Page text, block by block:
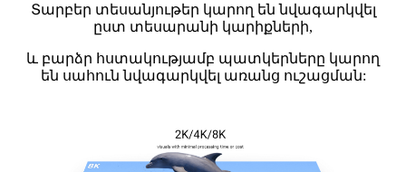
Տարբեր տեսանյութեր կարող են նվագարկվել
ըստ տեսարանի կարիքների,
և բարձր հստակությամբ պատկերները կարող
են սահուն նվագարկվել առանց ուշացման: